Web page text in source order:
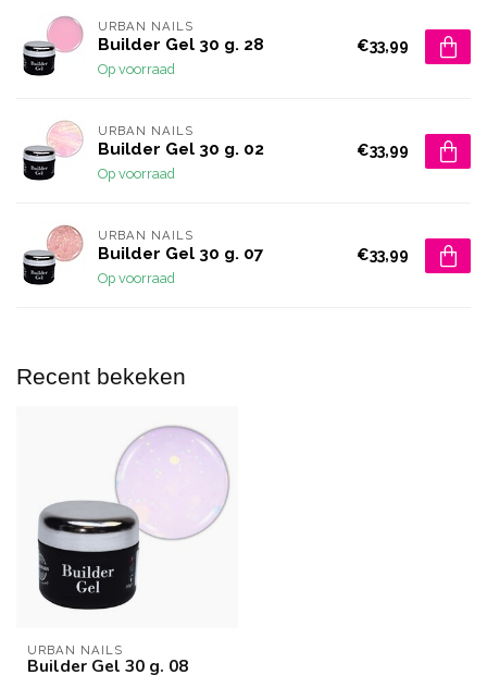
URBAN NAILS
Builder Gel 30 g. 28
Op voorraad
€33,99
URBAN NAILS
Builder Gel 30 g. 02
Op voorraad
€33,99
URBAN NAILS
Builder Gel 30 g. 07
Op voorraad
€33,99
Recent bekeken
URBAN NAILS
Builder Gel 30 g. 08